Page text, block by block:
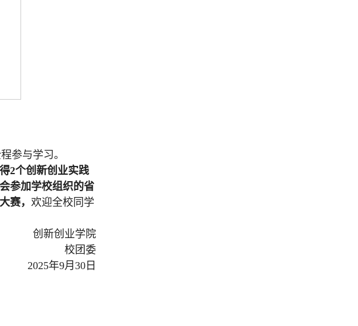
参与学习。
2个创新创业实践
参加学校组织的省
赛， 欢迎全校同学
创新创业学院
校团委
2025年9月30日